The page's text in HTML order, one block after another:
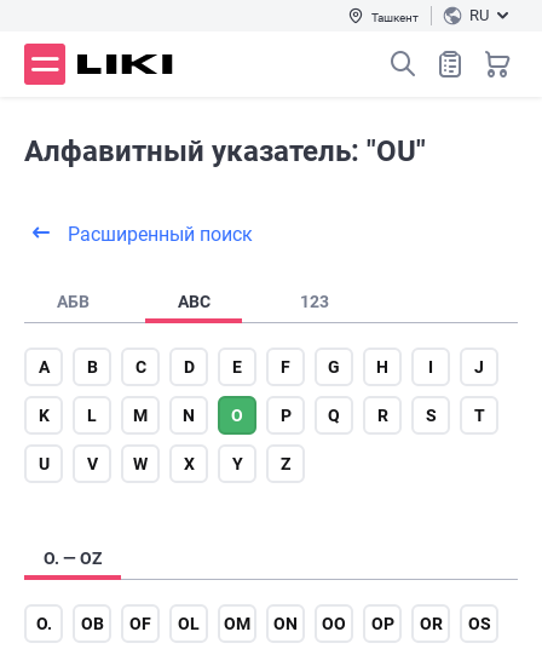
Ташкент RU
Алфавитный указатель: "OU"
Расширенный поиск
АБВ ABC 123
A B C D E F G H I J
K L M N O P Q R S T
U V W X Y Z
O. — OZ
O. OB OF OL OM ON OO OP OR OS